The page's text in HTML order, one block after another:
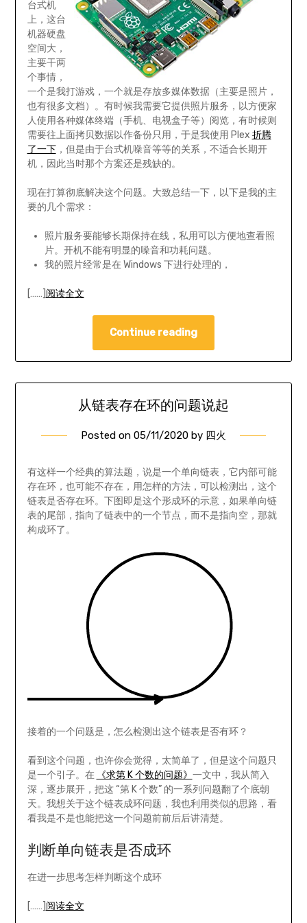
台式机
上，这台
机器硬盘
空间大，
主要干两
个事情，
一个是我打游戏，一个就是存放多媒体数据（主要是照片，
也有很多文档）。有时候我需要它提供照片服务，以方便家
人使用各种媒体终端（手机、电视盒子等）阅览，有时候则
需要往上面拷贝数据以作备份只用，于是我使用 Plex 折腾
了一下，但是由于台式机噪音等等的关系，不适合长期开
机，因此当时那个方案还是残缺的。
现在打算彻底解决这个问题。大致总结一下，以下是我的主
要的几个需求：
照片服务要能够长期保持在线，私用可以方便地查看照
片。开机不能有明显的噪音和功耗问题。
我的照片经常是在 Windows 下进行处理的，
[……] 阅读全文
Continue reading
从链表存在环的问题说起
Posted on 05/11/2020 by 四火
有这样一个经典的算法题，说是一个单向链表，它内部可能
存在环，也可能不存在，用怎样的方法，可以检测出，这个
链表是否存在环。下图即是这个形成环的示意，如果单向链
表的尾部，指向了链表中的一个节点，而不是指向空，那就
构成环了。
接着的一个问题是，怎么检测出这个链表是否有环？
看到这个问题，也许你会觉得，太简单了，但是这个问题只
是一个引子。在
《求第 K 个数的问题》 一文中，我从简入
深，逐步展开，把这 “第 K 个数” 的一系列问题翻了个底朝
天。我想关于这个链表成环问题，我也利用类似的思路，看
看我是不是也能把这一个问题前前后后讲清楚。
判断单向链表是否成环
在进一步思考怎样判断这个成环
[……] 阅读全文